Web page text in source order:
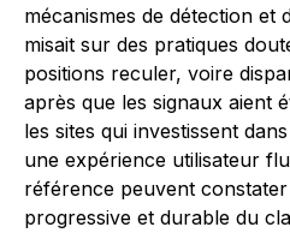
mécanismes de détection et
misait sur des pratiques
positions reculer, voire
après que les signaux aient
les sites qui investissent
une expérience utilisateur
référence peuvent
progressive et durable du